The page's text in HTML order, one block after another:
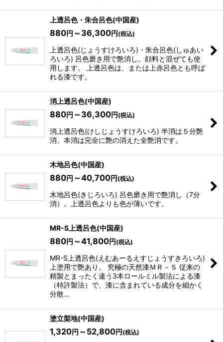
上透呂色・朱合呂色(中国産)
880円 ～36,300円(税込)
上透呂色(じょうすけろいろ)・朱合呂色(しゅあい
ろいろ) 呂色磨き用で艶消し。顔料と混ぜても使
用します。 上透呂色は、または上赤呂色とも呼ば
れる漆です。
消上透呂色(中国産)
880円 ～36,300円(税込)
消上透呂色(けしじょうすけろいろ) 半消は５分艶
消、本消は完全に艶の消えた全艶消です。
木地呂色(中国産)
880円 ～40,700円(税込)
木地呂色(きじろいろ) 呂色磨き用で艶消し（7分
消）。上透呂色よりも色が薄いです。
MR-S上透呂色(中国産)
880円 ～41,800円(税込)
MR-S上透呂色(えむあーるえすじょうすきろいろ)
上塗用で艶あり。 究極の天然漆ＭＲ－Ｓ 従来の
精製とまったく違う3本ロールミル製法による漆
（特許製法）で、漆に含まれている成分を細かく
分散…
塗立梨地(中国産)
1,320円 ～52,800円(税込)